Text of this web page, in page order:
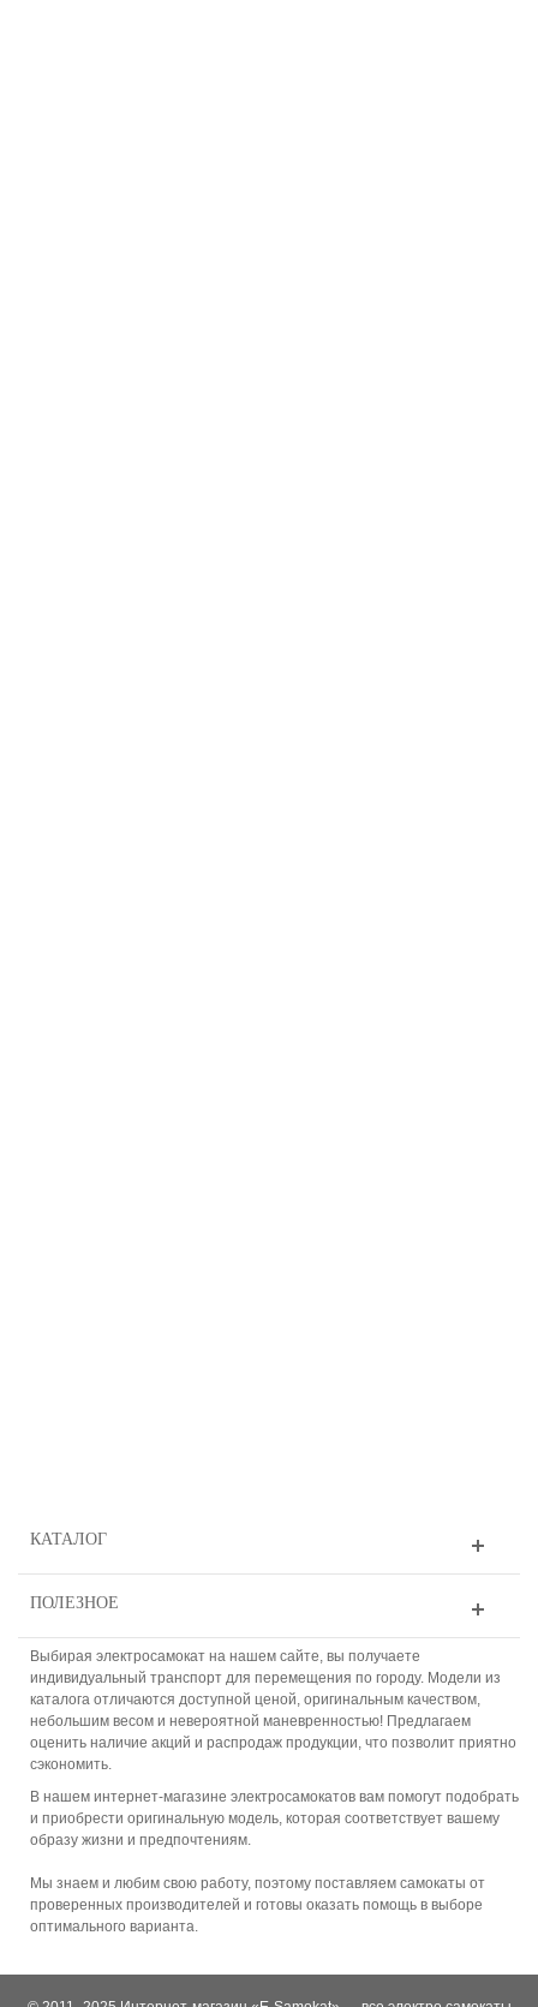
КАТАЛОГ
ПОЛЕЗНОЕ
Выбирая электросамокат на нашем сайте, вы получаете
индивидуальный транспорт для перемещения по городу. Модели из
каталога отличаются доступной ценой, оригинальным качеством,
небольшим весом и невероятной маневренностью! Предлагаем
оценить наличие акций и распродаж продукции, что позволит приятно
сэкономить.
В нашем интернет-магазине электросамокатов вам помогут подобрать
и приобрести оригинальную модель, которая соответствует вашему
образу жизни и предпочтениям.
Мы знаем и любим свою работу, поэтому поставляем самокаты от
проверенных производителей и готовы оказать помощь в выборе
оптимального варианта.